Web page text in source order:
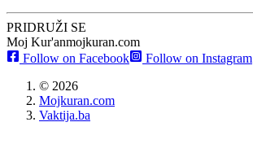
PRIDRUŽI SE
Moj Kur'anmojkuran.com
Follow on Facebook
Follow on Instagram
© 2026
Mojkuran.com
Vaktija.ba